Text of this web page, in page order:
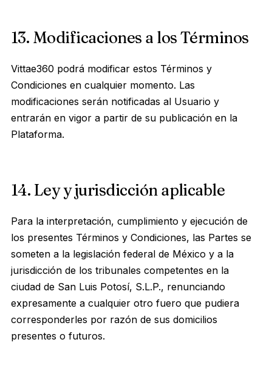
13. Modificaciones a los Términos
Vittae360 podrá modificar estos Términos y
Condiciones en cualquier momento. Las
modificaciones serán notificadas al Usuario y
entrarán en vigor a partir de su publicación en la
Plataforma.
14. Ley y jurisdicción aplicable
Para la interpretación, cumplimiento y ejecución de
los presentes Términos y Condiciones, las Partes se
someten a la legislación federal de México y a la
jurisdicción de los tribunales competentes en la
ciudad de San Luis Potosí, S.L.P., renunciando
expresamente a cualquier otro fuero que pudiera
corresponderles por razón de sus domicilios
presentes o futuros.